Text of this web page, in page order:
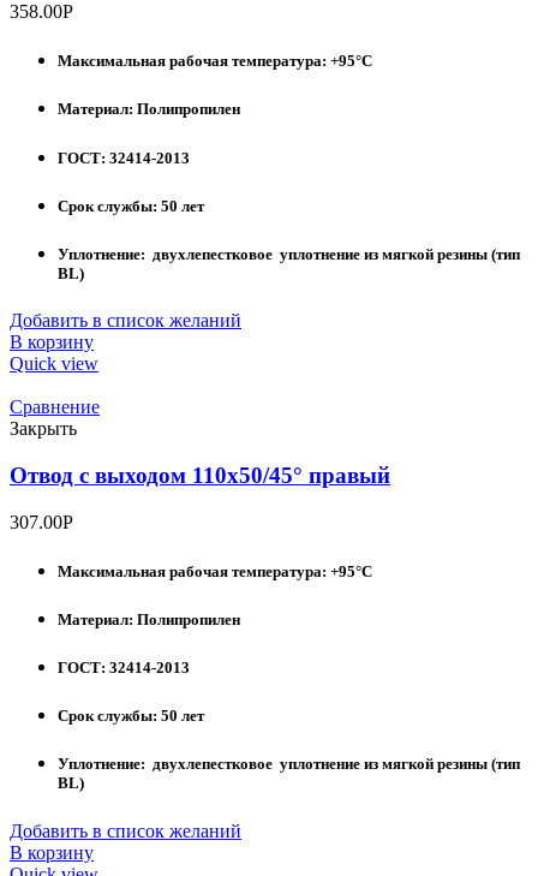
358.00Р
Максимальная рабочая температура: +95°С
Материал: Полипропилен
ГОСТ: 32414-2013
Срок службы: 50 лет
Уплотнение: двухлепестковое уплотнение из мягкой резины (тип
BL)
Добавить в список желаний
В корзину
Quick view
Сравнение
Закрыть
Отвод с выходом 110х50/45° правый
307.00Р
Максимальная рабочая температура: +95°С
Материал: Полипропилен
ГОСТ: 32414-2013
Срок службы: 50 лет
Уплотнение: двухлепестковое уплотнение из мягкой резины (тип
BL)
Добавить в список желаний
В корзину